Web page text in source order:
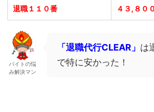
退職１１０番 ４３,８０
バイトの悩
み解決マン
「退職代行CLEAR」 は
で特に安かった！